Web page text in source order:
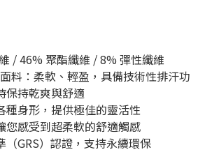
/ 46% 聚酯纖維 / 8% 彈性纖維
面料：柔軟、輕盈，具備技術性排汗功
保持乾爽與舒適
種身形，提供極佳的靈活性
您感受到超柔軟的舒適觸感
（GRS）認證，支持永續環保